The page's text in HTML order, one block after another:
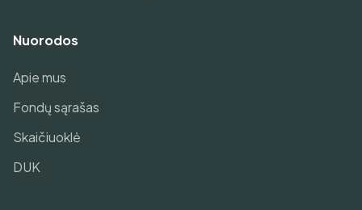
Nuorodos
Apie mus
Fondų sąrašas
Skaičiuoklė
DUK